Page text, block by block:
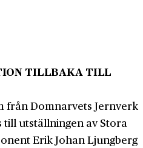
TILLBAKA TILL
från Domnarvets Jernverk
till utställningen av Stora
Erik Johan Ljungberg